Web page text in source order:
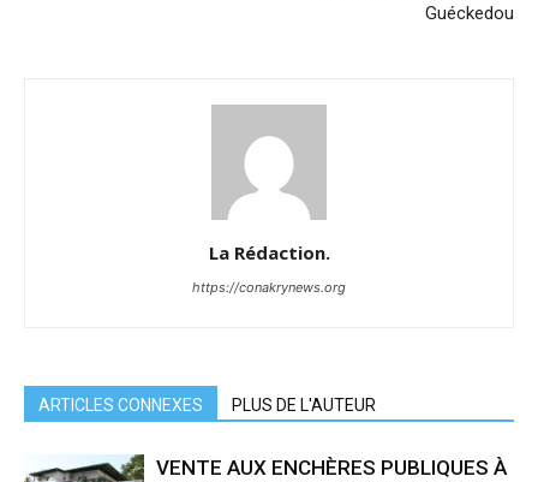
Guéckedou
La Rédaction.
https://conakrynews.org
ARTICLES CONNEXES PLUS DE L'AUTEUR
VENTE AUX ENCHÈRES PUBLIQUES À